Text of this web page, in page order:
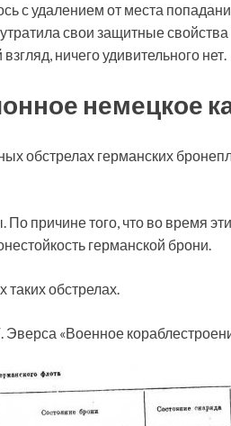
с удалением от места
свои защитные
ничего удивительного нет.
немецкое
обстрелах германских
причине того, что во время
германской брони.
обстрелах.
«Военное